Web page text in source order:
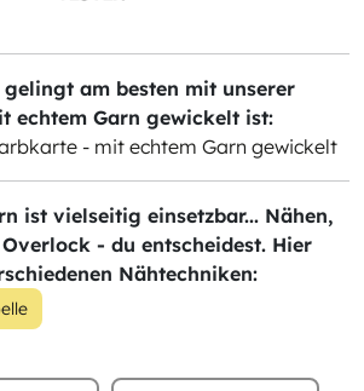
am besten mit unserer
echtem Garn gewickelt ist:
- mit echtem Garn gewickelt
ist vielseitig einsetzbar... Nähen,
- du entscheidest. Hier
Nähtechniken: